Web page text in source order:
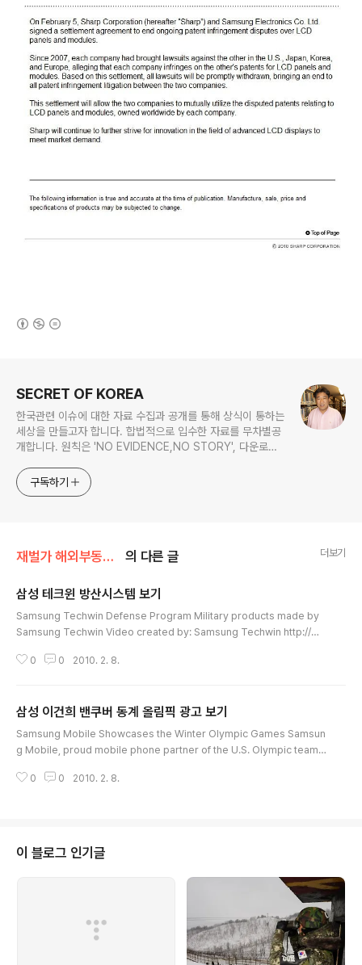
SECRET OF KOREA
한국관련 이슈에 대한 자료 수집과 공개를 통해 상식이 통하는
세상을 만들고자 합니다. 합법적으로 입수한 자료를 무차별공
개합니다. 원칙은 'NO EVIDENCE,NO STORY', 다운로드
jesim56@gmail.com, 안보일때는 구글리더나 RSS로!!
구독하기
재벌가 해외부동산/삼성 의 다른 글 더보기
삼성 테크윈 방산시스템 보기
Samsung Techwin Defense Program Military products made by
Samsung Techwin Video created by: Samsung Techwin http://w
0 0 2010. 2. 8.
삼성 이건희 밴쿠버 동계 올림픽 광고 보기
Samsung Mobile Showcases the Winter Olympic Games Samsun
g Mobile, proud mobile phone partner of the U.S. Olympic team,
tch the 2010 Olympic Games on your Samsung Mythic, available
0 0 2010. 2. 8.
이 블로그 인기글